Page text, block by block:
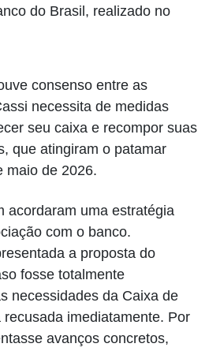
do Brasil, realizado no
consenso entre as
necessita de medidas
seu caixa e recompor suas
que atingiram o patamar
maio de 2026.
acordaram uma estratégia
com o banco.
a proposta do
fosse totalmente
necessidades da Caixa de
imediatamente. Por
avanços concretos,